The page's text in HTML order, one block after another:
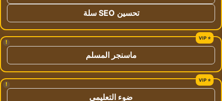
تحسين SEO سلة
!
ماسنجر المسلم
!
ضوء التعليمي